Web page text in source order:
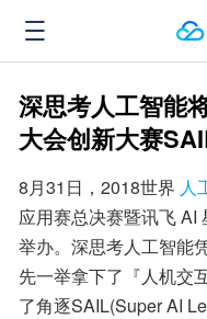
深思考人工智能
大会创新大赛
8月31日，2018世界 人
应用赛总决赛暨讯飞 AI
举办。深思考人工智能
先一举拿下了『人机交
了角逐SAIL(Super AI